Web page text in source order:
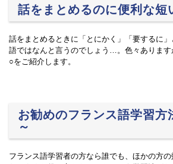
話をまとめるのに便利な短
話をまとめるときに「とにかく」「要するに
語ではなんと言うのでしょう…。色々ありま
○をご紹介します。
お勧めのフランス語学習方
～
フランス語学習者の方なら誰でも、ほかの方